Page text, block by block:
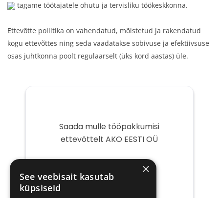
tagame töötajatele ohutu ja tervisliku töökeskkonna.
Ettevõtte poliitika on vahendatud, mõistetud ja rakendatud
kogu ettevõttes ning seda vaadatakse sobivuse ja efektiivsuse
osas juhtkonna poolt regulaarselt (üks kord aastas) üle.
Saada mulle tööpakkumisi
ettevõttelt AKO EESTI OÜ
post
×
See veebisait kasutab
küpsiseid